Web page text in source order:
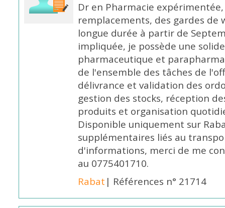
Dr en Pharmacie
remplacements, des gardes de
longue durée à partir de
impliquée, je possède une
pharmaceutique et
de l'ensemble des tâches de
délivrance et validation des
gestion des stocks, réception
produits et organisation
Disponible uniquement sur
supplémentaires liés au
d'informations, merci de me
au 0775401710.
Rabat | Références n° 21714